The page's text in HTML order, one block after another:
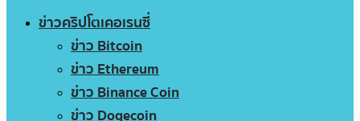
ข่าวคริปโตเคอเรนซี่
ข่าว Bitcoin
ข่าว Ethereum
ข่าว Binance Coin
ข่าว Dogecoin